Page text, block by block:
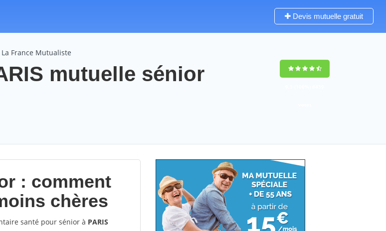
Devis mutuelle gratuit
France Mutualiste
mutuelle sénior
: comment
chères
santé pour sénior à PARIS